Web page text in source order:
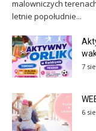
malowniczych
letnie popołudnie...
7
6